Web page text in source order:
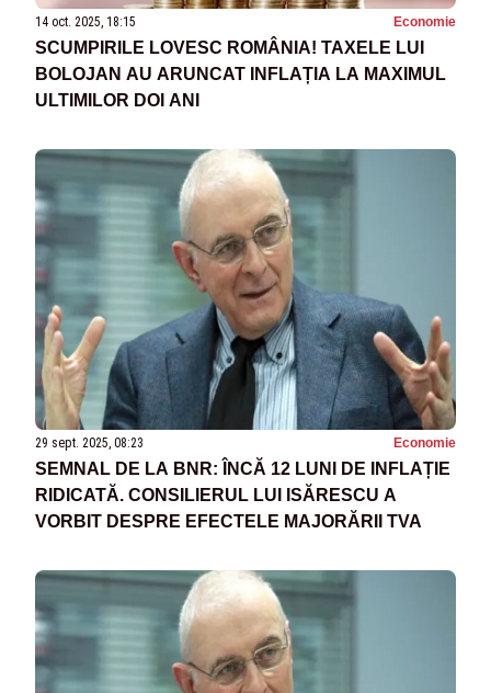
14 oct. 2025, 18:15 Economie
SCUMPIRILE LOVESC ROMÂNIA! TAXELE LUI
BOLOJAN AU ARUNCAT INFLAȚIA LA MAXIMUL
ULTIMILOR DOI ANI
29 sept. 2025, 08:23 Economie
SEMNAL DE LA BNR: ÎNCĂ 12 LUNI DE INFLAȚIE
RIDICATĂ. CONSILIERUL LUI ISĂRESCU A
VORBIT DESPRE EFECTELE MAJORĂRII TVA